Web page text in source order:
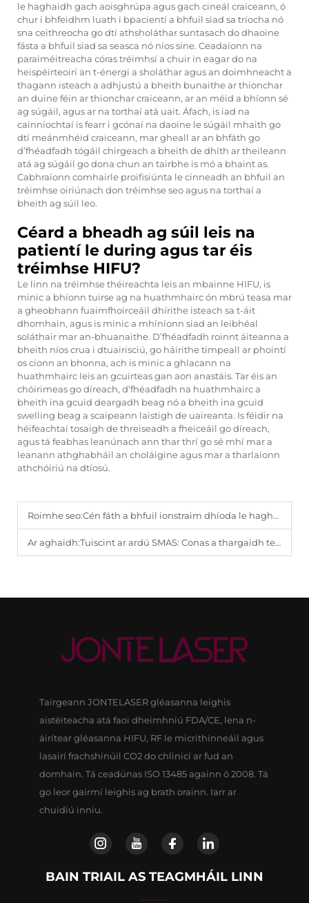
le haghaidh gach aoisghrúpa agus gach cineál craiceann, ó
chur i bhfeidhm luath i bpacientí a bhfuil siad sa tríocha nó
sna ceithreocha go dtí athsholáthar suntasach do dhaoine
fásta a bhfuil siad sa seasca nó níos sine. Ceadaíonn na
paraiméitreacha córas tréimhsí a chuir in eagar do na
heispéirteoirí an t-énergi a sholáthar agus an doimhneacht a
thagann isteach a adhjustú a bheith bunaithe ar thionchar
an duine féin ar thionchar craiceann, ar an méid a bhíonn sé
ag súgáil, agus ar na torthaí atá uait. Áfach, is iad na
cainníochtaí is fearr i gcónaí na daoine le súgáil mhaith go
dtí meánmhéid craiceann, mar gheall ar an bhfáth go
d’fhéadfadh tógáil chirgeach a bheith de dhíth ar theileann
atá ag súgáil go dona chun an tairbhe is mó a bhaint as.
Cabhraíonn comhairle proifisiúnta le cinneadh an bhfuil an
tréimhse oiriúnach don tréimhse seo agus na torthaí a
bheith ag súil leo.
Céard a bheadh ag súil leis na
patientí le during agus tar éis
tréimhse HIFU?
Le linn na tréimhse théireachta leis an mbainne HIFU, is
minic a bhíonn tuirse ag na huathmhairc ón mbrú teasa mar
a gheobhann fuaimfhoirceáil dhírithe isteach sa t-áit
dhomhain, agus is minic a mhíníonn siad an leibhéal
soláthair mar an-bhuanaithe. D’fhéadfadh roinnt áiteanna a
bheith níos crua i dtuairisciú, go háirithe timpeall ar phointí
os cionn an bhonna, ach is minic a ghlacann na
huathmhairc leis an gcuirteas gan aon anastáis. Tar éis an
chóirimeas go díreach, d’fhéadfadh na huathmhairc a
bheith ina gcuid deargadh beag nó a bheith ina gcuid
swelling beag a scaipeann laistigh de uaireanta. Is féidir na
héifeachtaí tosaigh de threiseadh a fheiceáil go díreach,
agus tá feabhas leanúnach ann thar thrí go sé mhí mar a
leanann athghabháil an choláigine agus mar a tharlaíonn
athchóiriú na dtíosú.
Roimhe seo:Cén fáth a bhfuil ionstraim dhíoda le haghaidh faoi-mheascadh folt riachtanach do mheaspá ina bhfuil comórtas.
Ar aghaidh:Tuiscint ar ardú SMAS: Conas a thargaidh teicneolaíocht HIFU na leithéidí doimhne de thionscadal.
Tairgeann JONTELASER gléasanna leighis
aistéiteacha atá faoi dheimhniú FDA/CE, lena n-
áirítear gléasanna HIFU, RF le micrithinneáil agus
lasairí frachshinúil CO2 do chlinicí ar fud an
domhain. Tá ceadúnas ISO 13485 againn ó 2008. Tá
go leor gairmí leighis ag brath orainn. Iarr ar
chuidiú inniu.
BAIN TRIAIL AS TEAGMHÁIL LINN